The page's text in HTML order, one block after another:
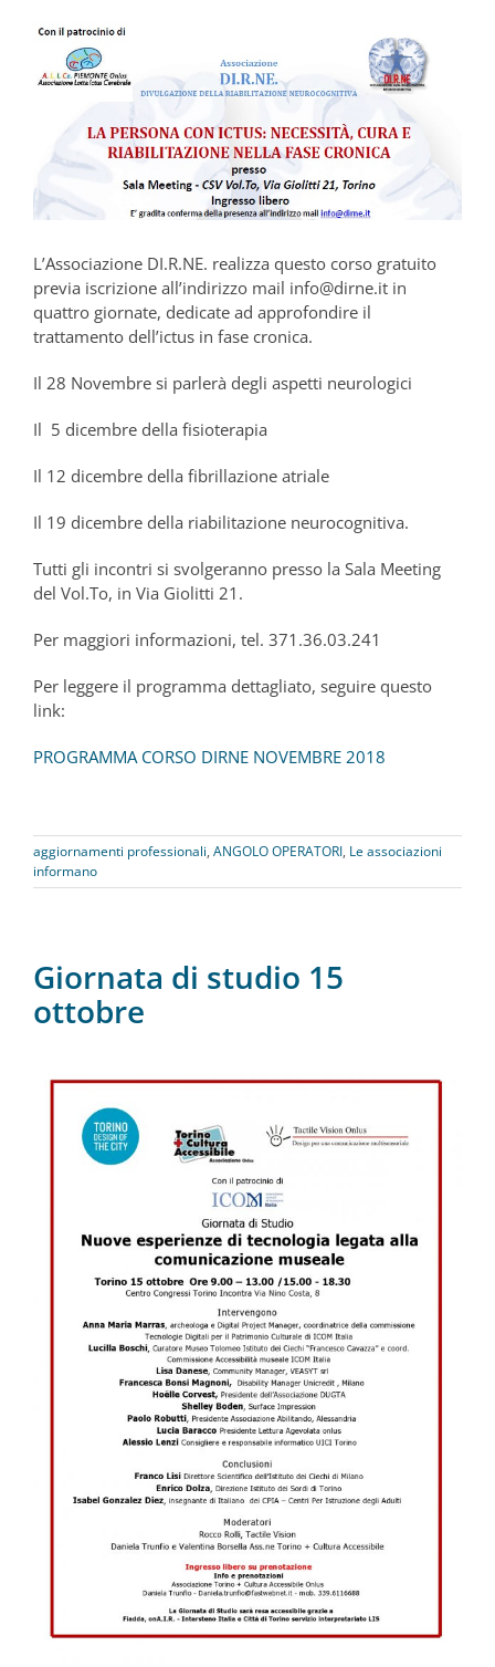
L’Associazione DI.R.NE. realizza questo corso gratuito
previa iscrizione all’indirizzo mail info@dirne.it in
quattro giornate, dedicate ad approfondire il
trattamento dell’ictus in fase cronica.
Il 28 Novembre si parlerà degli aspetti neurologici
Il 5 dicembre della fisioterapia
Il 12 dicembre della fibrillazione atriale
Il 19 dicembre della riabilitazione neurocognitiva.
Tutti gli incontri si svolgeranno presso la Sala Meeting
del Vol.To, in Via Giolitti 21.
Per maggiori informazioni, tel. 371.36.03.241
Per leggere il programma dettagliato, seguire questo
link:
PROGRAMMA CORSO DIRNE NOVEMBRE 2018
aggiornamenti professionali, ANGOLO OPERATORI, Le associazioni
informano
Giornata di studio 15
ottobre